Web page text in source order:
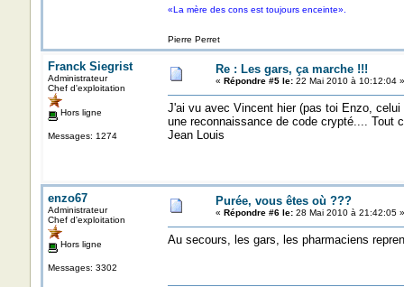
«La mère des cons est toujours enceinte».
Pierre Perret
Franck Siegrist
Administrateur
Chef d'exploitation
Hors ligne
Messages: 1274
Re : Les gars, ça marche !!!
« Répondre #5 le:22 Mai 2010 à 10:12:04 »
J'ai vu avec Vincent hier (pas toi Enzo,
une reconnaissance de code crypté.... Tout
Jean Louis
enzo67
Administrateur
Chef d'exploitation
Hors ligne
Messages: 3302
Purée, vous êtes où ???
« Répondre #6 le:28 Mai 2010 à 21:42:05 »
Au secours, les gars, les pharmaciens